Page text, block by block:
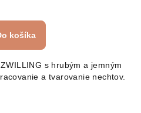
košíka
s hrubým a jemným
a tvarovanie nechtov.